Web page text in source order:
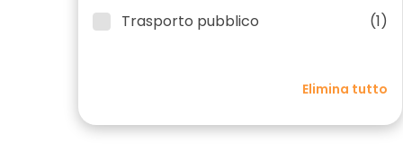
Trasporto pubblico (1)
Elimina tutto